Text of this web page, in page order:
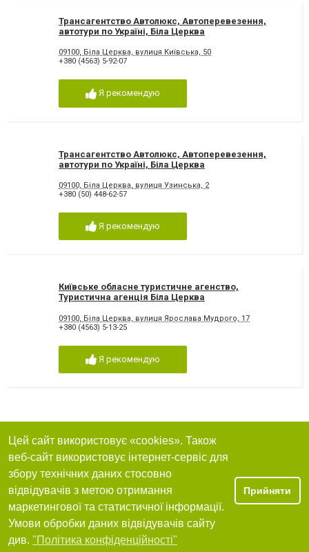
Трансагентство Автолюкс, Автоперевезення,
автотури по Україні, Біла Церква
09100, Біла Церква, вулиця Київська, 50
+380 (4563) 5-92-07
Я рекомендую
Трансагентство Автолюкс, Автоперевезення,
автотури по Україні, Біла Церква
09100, Біла Церква, вулиця Узинська, 2
+380 (50) 448-62-57
Я рекомендую
Київське обласне туристичне агенство,
Туристична агенція Біла Церква
09100, Біла Церква, вулиця Ярослава Мудрого, 17
+380 (4563) 5-13-25
Я рекомендую
Цей сайт використовує «cookies». Також
веб-сайт використовує інтернет-сервіс для
збору технічних даних стосовно
відвідувачів з метою отримання
маркетингової та статистичної інформації.
Умови обробки даних відвідувачів сайту
див. "Політика конфіденційності"
Прийняти